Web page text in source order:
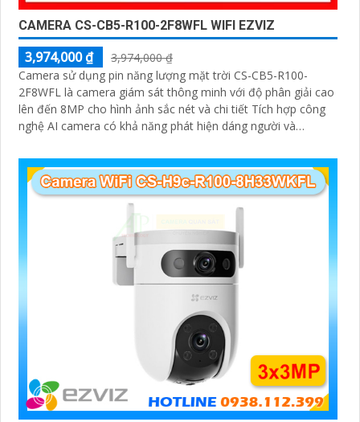
CAMERA CS-CB5-R100-2F8WFL WIFI EZVIZ
3,974,000 ₫
3,974,000 ₫
Camera sử dụng pin năng lượng mặt trời CS-CB5-R100-
2F8WFL là camera giám sát thông minh với độ phân giải cao
lên đến 8MP cho hình ảnh sắc nét và chi tiết Tích hợp công
nghệ AI camera có khả năng phát hiện dáng người và
bỉ chống nước IP65 phù hợp lắp đặt trong mọi điều kiện thời
tiết. Camera An Ninh CS-CB5-R100-2F8WFL có khả năng còi
hú, đèn chớp báo động, Wifi Không Dây, chức năng AI deep